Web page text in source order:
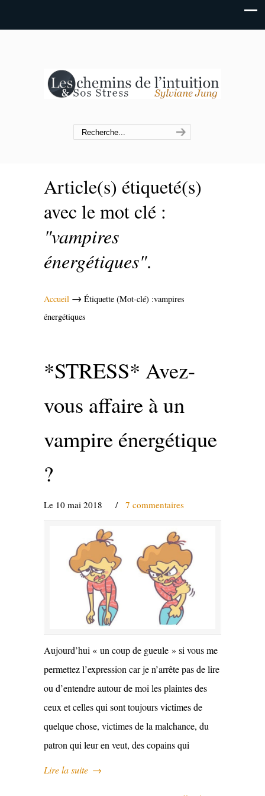
Article(s) étiqueté(s)
avec le mot clé :
"vampires
énergétiques".
Accueil → Étiquette (Mot-clé) :vampires
énergétiques
*STRESS* Avez-
vous affaire à un
vampire énergétique
?
Le 10 mai 2018 / 7 commentaires
Aujourd’hui « un coup de gueule » si vous me
permettez l’expression car je n’arrête pas de lire
ou d’entendre autour de moi les plaintes des
ceux et celles qui sont toujours victimes de
quelque chose, victimes de la malchance, du
patron qui leur en veut, des copains qui
Lire la suite →